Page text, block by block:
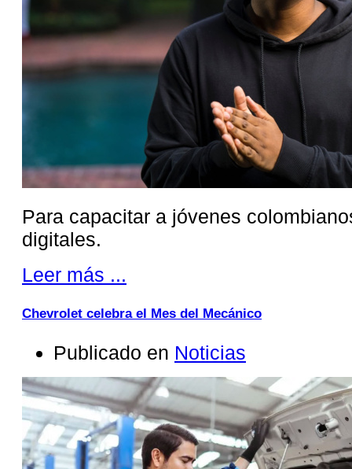
Para capacitar a jóvenes
digitales.
Leer más ...
Chevrolet celebra el Mes del Mecánico
Publicado en Noticias